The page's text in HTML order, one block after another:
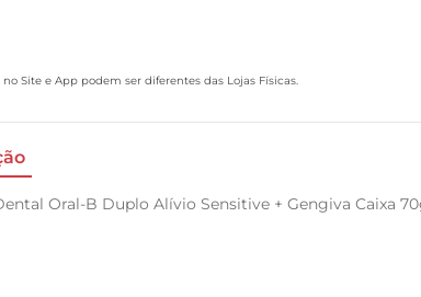
no Site e App podem ser diferentes das Lojas Físicas.
Oral-B Duplo Alívio Sensitive + Gengiva Caixa